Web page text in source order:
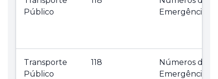
Público
Emergência
Transporte
Público
118
Números de
Emergência